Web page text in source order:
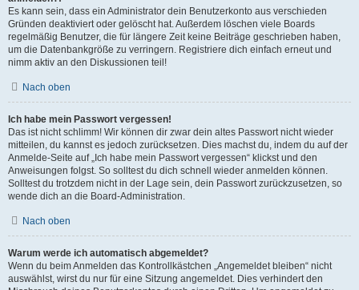
Es kann sein, dass ein Administrator dein Benutzerkonto aus verschieden
Gründen deaktiviert oder gelöscht hat. Außerdem löschen viele Boards
regelmäßig Benutzer, die für längere Zeit keine Beiträge geschrieben haben,
um die Datenbankgröße zu verringern. Registriere dich einfach erneut und
nimm aktiv an den Diskussionen teil!
Nach oben
Ich habe mein Passwort vergessen!
Das ist nicht schlimm! Wir können dir zwar dein altes Passwort nicht wieder
mitteilen, du kannst es jedoch zurücksetzen. Dies machst du, indem du auf der
Anmelde-Seite auf „Ich habe mein Passwort vergessen“ klickst und den
Anweisungen folgst. So solltest du dich schnell wieder anmelden können.
Solltest du trotzdem nicht in der Lage sein, dein Passwort zurückzusetzen, so
wende dich an die Board-Administration.
Nach oben
Warum werde ich automatisch abgemeldet?
Wenn du beim Anmelden das Kontrollkästchen „Angemeldet bleiben“ nicht
auswählst, wirst du nur für eine Sitzung angemeldet. Dies verhindert den